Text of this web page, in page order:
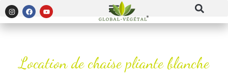
Location de chaise pliante blanche